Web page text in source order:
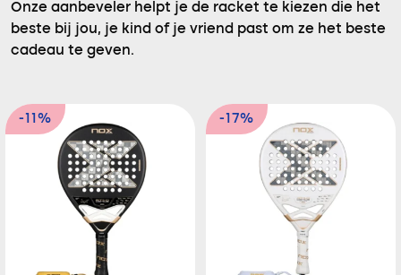
Onze aanbeveler helpt je de racket te kiezen die het
beste bij jou, je kind of je vriend past om ze het beste
cadeau te geven.
-11% -17%